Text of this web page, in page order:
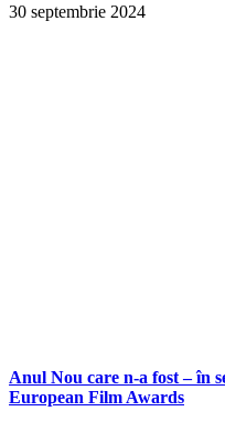
30 septembrie 2024
Anul Nou care n-a fost – în
European Film Awards